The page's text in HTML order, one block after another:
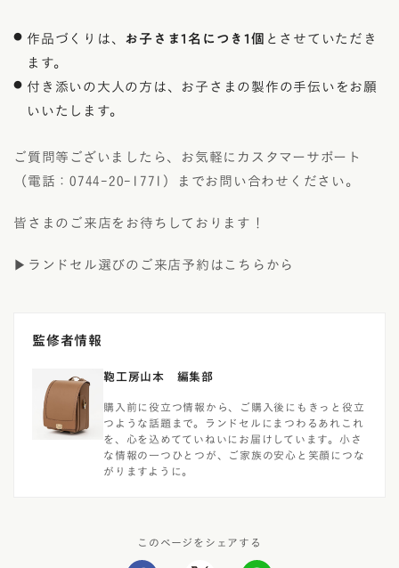
作品づくりは、 お子さま1名につき1個 とさせていただき
ます。
付き添いの大人の方は、お子さまの製作の手伝いをお願
いいたします。
ご質問等ございましたら、お気軽にカスタマーサポート
（電話：0744-20-1771）までお問い合わせください。
皆さまのご来店をお待ちしております！
▶ランドセル選びのご来店予約はこちらから
監修者情報
鞄工房山本 編集部
購入前に役立つ情報から、ご購入後にもきっと役立
つような話題まで。ランドセルにまつわるあれこれ
を、心を込めてていねいにお届けしています。小さ
な情報の一つひとつが、ご家族の安心と笑顔につな
がりますように。
このページをシェアする